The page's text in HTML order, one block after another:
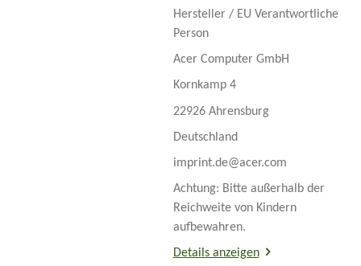
Hersteller / EU Verantwortliche
Person
Acer Computer GmbH
Kornkamp 4
22926 Ahrensburg
Deutschland
imprint.de@acer.com
Achtung: Bitte außerhalb der
Reichweite von Kindern
aufbewahren.
Details anzeigen